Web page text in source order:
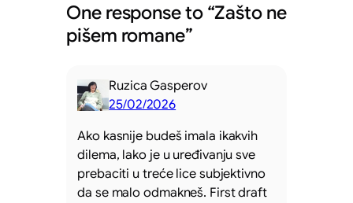
One response to “Zašto ne
pišem romane”
Ruzica Gasperov
25/02/2026
Ako kasnije budeš imala ikakvih
dilema, lako je u uređivanju sve
prebaciti u treće lice subjektivno
da se malo odmakneš. First draft